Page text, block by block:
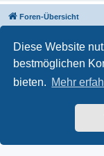
Diese Website
bestmöglichen
bieten. Mehr
Foren-Übersicht
Powered by